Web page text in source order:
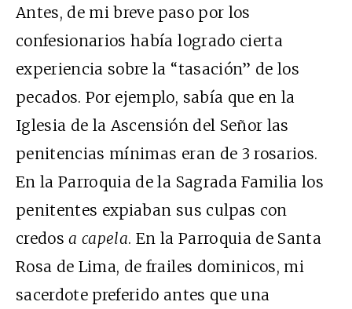
Antes, de mi breve paso por los
confesionarios había logrado cierta
experiencia sobre la “tasación” de los
pecados. Por ejemplo, sabía que en la
Iglesia de la Ascensión del Señor las
penitencias mínimas eran de 3 rosarios.
En la Parroquia de la Sagrada Familia los
penitentes expiaban sus culpas con
credosa capela. En la Parroquia de Santa
Rosa de Lima, de frailes dominicos, mi
sacerdote preferido antes que una